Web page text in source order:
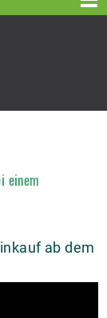
einem
ab dem